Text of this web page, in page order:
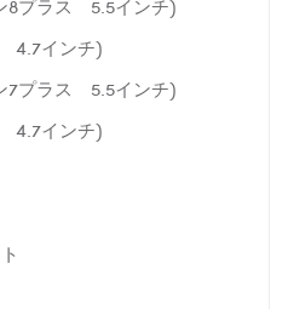
8プラス 5.5インチ)
4.7インチ)
7プラス 5.5インチ)
4.7インチ)